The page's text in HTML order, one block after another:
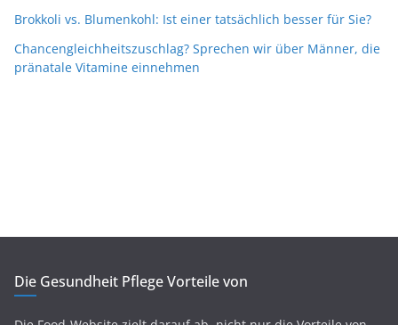
Brokkoli vs. Blumenkohl: Ist einer tatsächlich besser für Sie?
Chancengleichheitszuschlag? Sprechen wir über Männer, die
pränatale Vitamine einnehmen
Die Gesundheit Pflege Vorteile von